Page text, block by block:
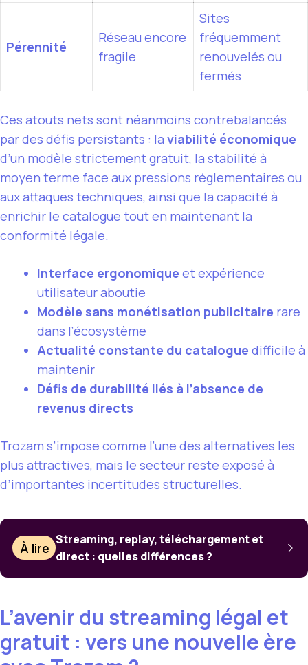
Pérennité
Réseau encore
fragile
Sites
fréquemment
renouvelés ou
fermés
Ces atouts nets sont néanmoins contrebalancés
par des défis persistants : la viabilité économique
d’un modèle strictement gratuit, la stabilité à
moyen terme face aux pressions réglementaires ou
aux attaques techniques, ainsi que la capacité à
enrichir le catalogue tout en maintenant la
conformité légale.
Interface ergonomique et expérience
utilisateur aboutie
Modèle sans monétisation publicitaire rare
dans l’écosystème
Actualité constante du catalogue difficile à
maintenir
Défis de durabilité liés à l’absence de
revenus directs
Trozam s’impose comme l’une des alternatives les
plus attractives, mais le secteur reste exposé à
d’importantes incertitudes structurelles.
À lire
Streaming, replay, téléchargement et
direct : quelles différences ?
L’avenir du streaming légal et
gratuit : vers une nouvelle ère